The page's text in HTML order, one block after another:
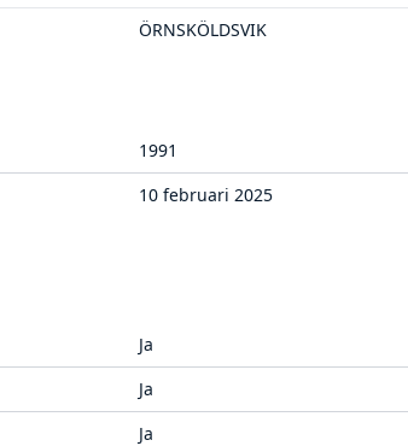
ÖRNSKÖLDSVIK
1991
10 februari 2025
Ja
Ja
Ja